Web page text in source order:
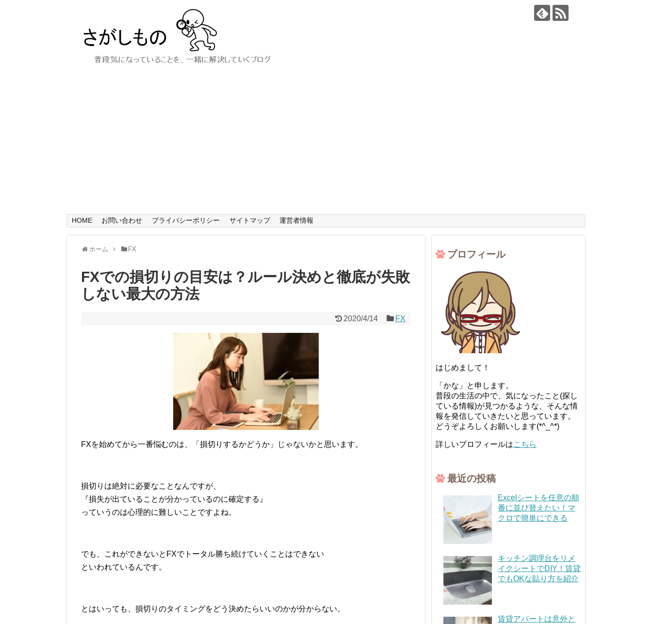
HOME お問い合わせ プライバシーポリシー サイトマップ 運営者情報
ホーム FX
FXでの損切りの目安は？ルール決めと徹底が失敗
しない最大の方法
2020/4/14 FX
FXを始めてから一番悩むのは、「損切りするかどうか」じゃないかと思います。
損切りは絶対に必要なことなんですが、
『損失が出ていることが分かっているのに確定する』
っていうのは心理的に難しいことですよね。
でも、これができないとFXでトータル勝ち続けていくことはできない
といわれているんです。
とはいっても、損切りのタイミングをどう決めたらいいのかが分からない。
プロフィール
はじめまして！
「かな」と申します。
普段の生活の中で、気になったこと(探し
ている情報)が見つかるような、そんな情
報を発信していきたいと思っています。
どうぞよろしくお願いします(*^_^*)
詳しいプロフィールはこちら
最近の投稿
Excelシートを任意の順
番に並び替えたい！マ
クロで簡単にできる
キッチン調理台をリメ
イクシートでDIY！賃貸
でもOKな貼り方を紹介
賃貸アパートは意外と